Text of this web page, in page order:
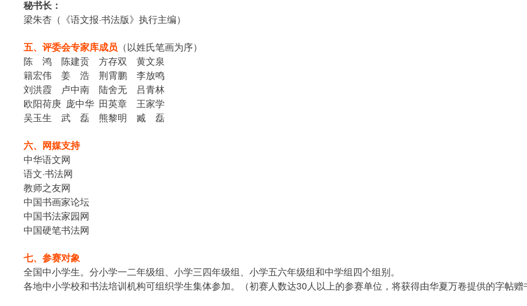
秘书长：
梁朱杏（《语文报·书法版》执行主编）
五、评委会专家库成员 （以姓氏笔画为序）
陈
鸿 陈建贡 方存双
黄文泉
籍宏伟
姜 浩 荆霄鹏
李放鸣
刘洪霞
卢中南 陆舍无
吕青林
欧阳荷庚 庞中华 田英章
王家学
吴玉生
武 磊 熊黎明 臧 磊
六、网媒支持
中华语文网
语文·书法网
教师之友网
中国书画家论坛
中国书法家园网
中国硬笔书法网
七、参赛对象
全国中小学生。 分小学一二年级组、小学三四年级组、小学五六年级组和中学组四个组别。
各地中小学校和书法培训机构可组织学生集体参加。（初赛人数达30人以上的参赛单位，将获得由华夏万卷提供的字帖赠